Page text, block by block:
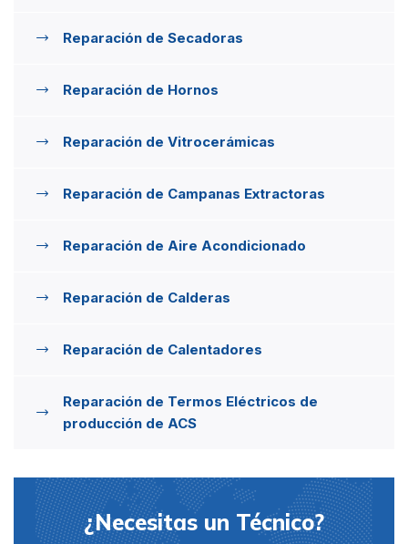
Reparación de Secadoras
Reparación de Hornos
Reparación de Vitrocerámicas
Reparación de Campanas Extractoras
Reparación de Aire Acondicionado
Reparación de Calderas
Reparación de Calentadores
Reparación de Termos Eléctricos de
producción de ACS
¿Necesitas un Técnico?